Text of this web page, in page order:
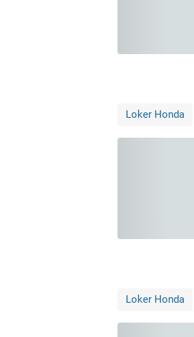
Loker Honda
Loker Honda